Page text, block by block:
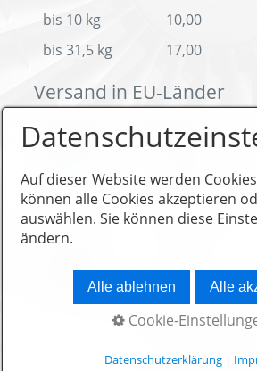
bis 10 kg
10,00
bis 31,5 kg
17,00
Versand in EU-Länder
Gewicht
Preis in €
bis 5 kg
18,00
bis 10 kg
23,00
bis 31,5 kg
45,00
Auf dieser Website werden
können alle Cookies akzeptieren
auswählen. Sie können diese
ändern.
Alle ablehnen Alle
Cookie-
Datenschutzerklärung |